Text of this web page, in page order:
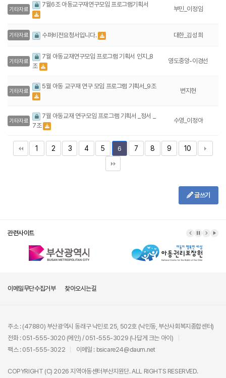
기타자료
7월6조 아동교구재연구모임 프로그램기획서
부민_이정임
기타자료 수퍼비전요청서입니다. 대한_김성희
기타자료
7월 아동교재연구모임 프로그램 기획서 인지_8
조
영도중앙-이경선
기타자료
5월 아동 교구재 연구 모임 프로그램 기획서_9조
변지현
기타자료
7월 아동교재 연구모임 프로그램 기획서 _정서 _
7조
수영_이정아
1 2 3 4 5 6 7 8 9 10
글쓰기
관련사이트
이메일무단수집거부 찾아오시는길
주소 : (47880) 부산광역시 동래구 낙민로 25, 502호 (낙민동, 부산사회복지종합센터)
전화 : 051-555-3020 (메인) / 051-555-3029 (나답게 크는 아이)
팩스 : 051-555-3022
이메일 : bsicare24@daum.net
COPYRIGHT (C) 2026 지역아동센터부산지원단. ALL RIGHTS RESERVED.